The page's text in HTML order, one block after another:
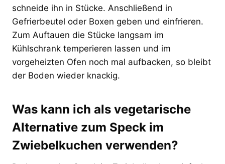
schneide ihn in Stücke. Anschließend in
Gefrierbeutel oder Boxen geben und einfrieren.
Zum Auftauen die Stücke langsam im
Kühlschrank temperieren lassen und im
vorgeheizten Ofen noch mal aufbacken, so bleibt
der Boden wieder knackig.
Was kann ich als vegetarische
Alternative zum Speck im
Zwiebelkuchen verwenden?